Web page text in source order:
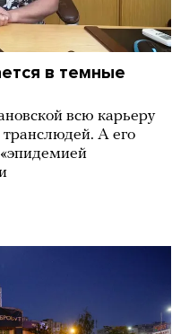
в темные
всю карьеру
транслюдей. А его